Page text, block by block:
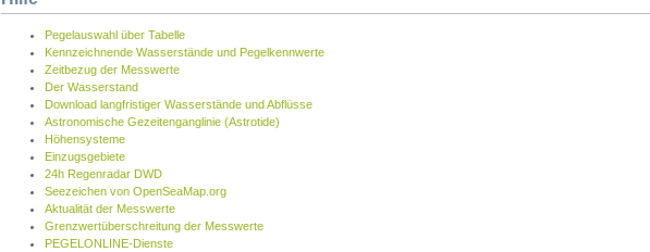
Pegelauswahl über Tabelle
Kennzeichnende Wasserstände und Pegelkennwerte
Zeitbezug der Messwerte
Der Wasserstand
Download langfristiger Wasserstände und Abflüsse
Astronomische Gezeitenganglinie (Astrotide)
Höhensysteme
Einzugsgebiete
24h Regenradar DWD
Seezeichen von OpenSeaMap.org
Aktualität der Messwerte
Grenzwertüberschreitung der Messwerte
PEGELONLINE-Dienste